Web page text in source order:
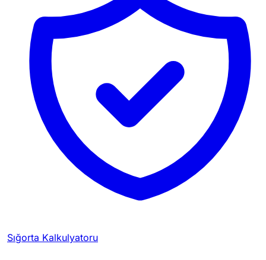
Sığorta Kalkulyatoru